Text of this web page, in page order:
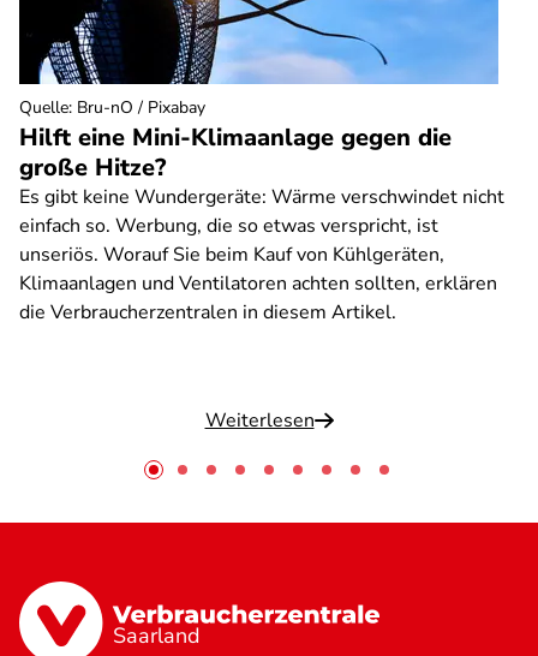
Hilft eine Mini-Klimaanlage gegen die
große Hitze?
Es gibt keine Wundergeräte: Wärme verschwindet nicht
einfach so. Werbung, die so etwas verspricht, ist
unseriös. Worauf Sie beim Kauf von Kühlgeräten,
Klimaanlagen und Ventilatoren achten sollten, erklären
die Verbraucherzentralen in diesem Artikel.
Weiterlesen
Quelle: Bru-nO / Pixabay
Saarland